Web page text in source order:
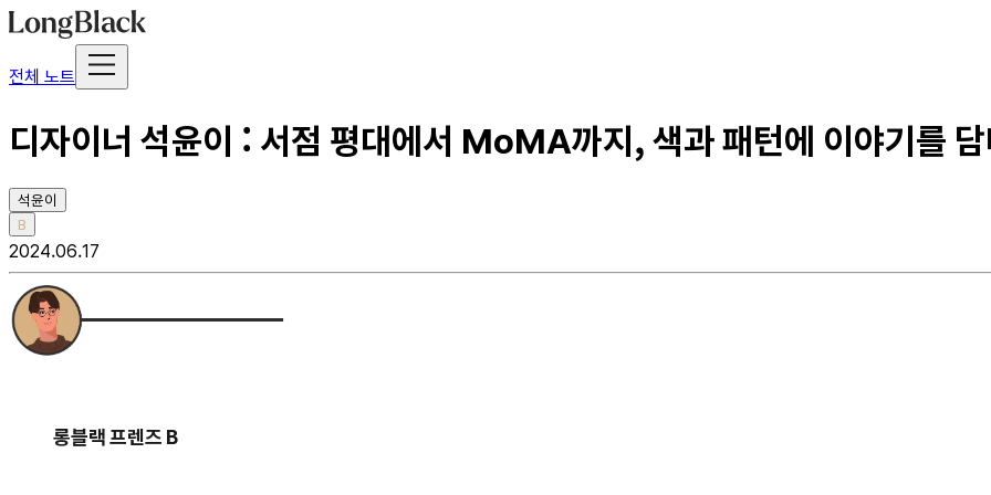
전체 노트
디자이너 석윤이 : 서점 평대에서 MoMA까지, 색과 패턴에 이야기를
석윤이
B
2024.06.17
롱블랙 프렌즈 B